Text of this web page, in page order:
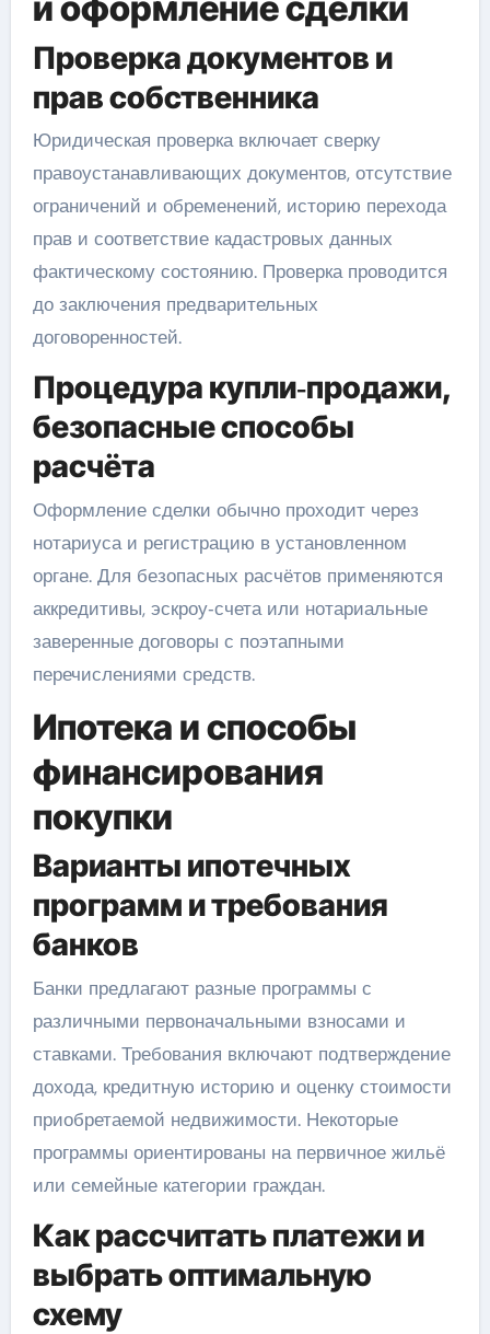
Проверка документов и
прав собственника
Юридическая проверка включает сверку
правоустанавливающих документов, отсутствие
ограничений и обременений, историю перехода
прав и соответствие кадастровых данных
фактическому состоянию. Проверка проводится
до заключения предварительных
договоренностей.
Процедура купли‑продажи,
безопасные способы
расчёта
Оформление сделки обычно проходит через
нотариуса и регистрацию в установленном
органе. Для безопасных расчётов применяются
аккредитивы, эскроу‑счета или нотариальные
заверенные договоры с поэтапными
перечислениями средств.
Ипотека и способы
финансирования
покупки
Варианты ипотечных
программ и требования
банков
Банки предлагают разные программы с
различными первоначальными взносами и
ставками. Требования включают подтверждение
дохода, кредитную историю и оценку стоимости
приобретаемой недвижимости. Некоторые
программы ориентированы на первичное жильё
или семейные категории граждан.
Как рассчитать платежи и
выбрать оптимальную
схему